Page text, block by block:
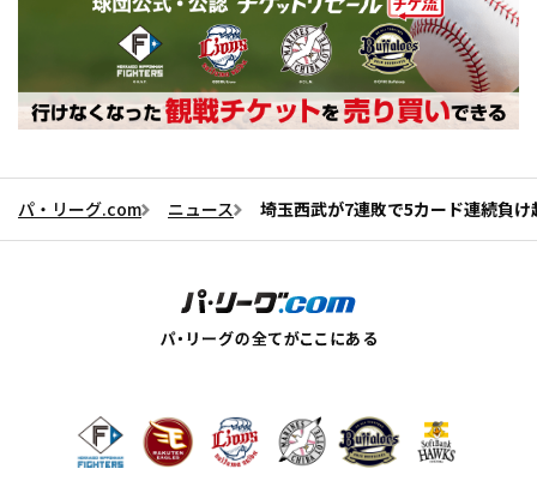
パ・リーグ.com ニュース 埼玉西武が7連敗で5カード連続負